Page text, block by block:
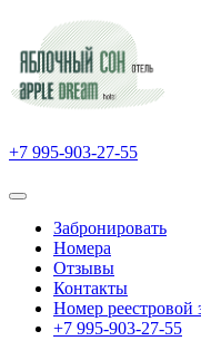
+7 995-903-27-55
Забронировать
Номера
Отзывы
Контакты
Номер реестровой
+7 995-903-27-55